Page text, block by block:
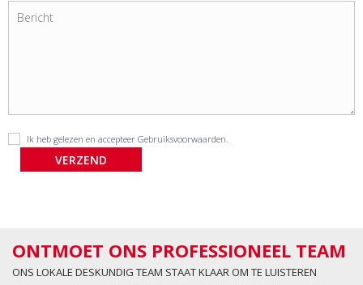
Ik heb gelezen en accepteer Gebruiksvoorwaarden.
ONTMOET ONS PROFESSIONEEL TEAM
ONS LOKALE DESKUNDIG TEAM STAAT KLAAR OM TE LUISTEREN